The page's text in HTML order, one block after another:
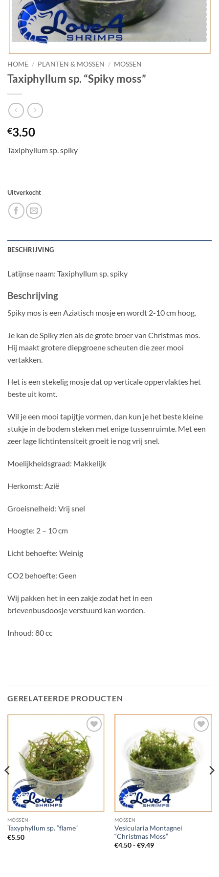
HOME / PLANTEN & MOSSEN / MOSSEN
Taxiphyllum sp. “Spiky moss”
€3.50
Taxiphyllum sp. spiky
Uitverkocht
BESCHRIJVING
Latijnse naam: Taxiphyllum sp. spiky
Beschrijving
Spiky mos is een Aziatisch mosje en wordt 2-10 cm hoog.
Je kan de Spiky zien als de grote broer van Christmas mos.
Hij maakt grotere diepgroene scheuten die zeer mooi
vertakken.
Het is een stekelig mosje dat op verticale oppervlaktes het
beste uit komt.
Wil je een mooi tapijtje vormen, dan kun je het beste kleine
stukje in de bodem steken met enige tussenruimte. Met een
zeer lage lichtintensiteit groeit ie nog vrij snel.
Moelijkheidsgraad: Makkelijk
Herkomst: Azië
Groeisnelheid: Vrij snel
Hoogte: 2 – 10 cm
Licht behoefte: Weinig
CO2 behoefte: Geen
Wij pakken het in een zakje zodat het in een
brievenbusdoosje verstuurd kan worden.
Inhoud: 80 cc
GERELATEERDE PRODUCTEN
Add to
Wishlist
MOSSEN
Taxyphyllum sp. “flame”
€5.50
Add to
Wishlist
MOSSEN
Vesicularia Montagnei
“Christmas Moss”
€4.50 - €9.49Prijsklasse: